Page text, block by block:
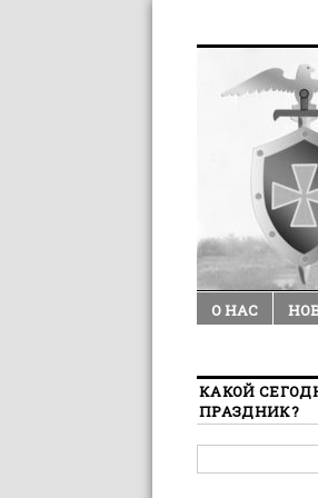
О НАС
КАКОЙ
ПРАЗДНИК?